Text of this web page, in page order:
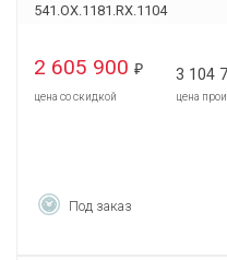
541.OX.1181.RX.1104
2 605 900 ₽
цена со скидкой
3 104
цена
Под заказ